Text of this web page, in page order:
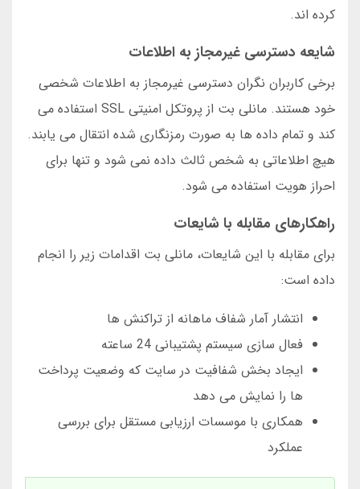
کرده اند.
شایعه دسترسی غیرمجاز به اطلاعات
برخی کاربران نگران دسترسی غیرمجاز به اطلاعات شخصی
خود هستند. مانلی بت از پروتکل امنیتی SSL استفاده می
کند و تمام داده ها به صورت رمزنگاری شده انتقال می یابند.
هیچ اطلاعاتی به شخص ثالث داده نمی شود و تنها برای
احراز هویت استفاده می شود.
راهکارهای مقابله با شایعات
برای مقابله با این شایعات، مانلی بت اقدامات زیر را انجام
داده است:
انتشار آمار شفاف ماهانه از تراکنش ها
فعال سازی سیستم پشتیبانی 24 ساعته
ایجاد بخش شفافیت در سایت که وضعیت پرداخت
ها را نمایش می دهد
همکاری با موسسات ارزیابی مستقل برای بررسی
عملکرد